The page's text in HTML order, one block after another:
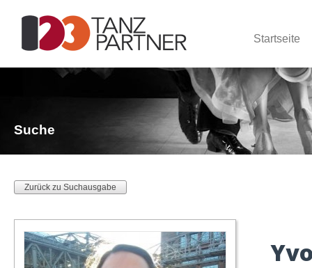
Startseite
Suche
Zurück zu Suchausgabe